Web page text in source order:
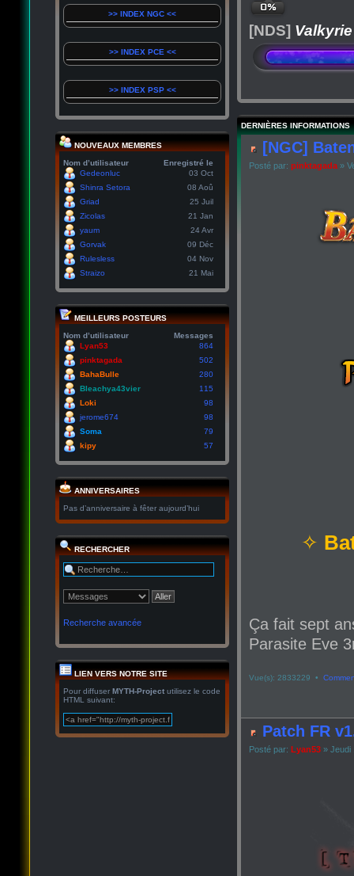
>> INDEX NGC <<
>> INDEX PCE <<
>> INDEX PSP <<
NOUVEAUX MEMBRES
Nom d’utilisateur
Enregistré le
Gedeonluc
03 Oct
Shinra Setora
08 Aoû
Griad
25 Juil
Zicolas
21 Jan
yaum
24 Avr
Gorvak
09 Déc
Rulesless
04 Nov
Straizo
21 Mai
MEILLEURS POSTEURS
Nom d’utilisateur
Messages
Lyan53
864
pinktagada
502
BahaBulle
280
Bleachya43vier
115
Loki
98
jerome674
98
Soma
79
kipy
57
ANNIVERSAIRES
Pas d’anniversaire à fêter aujourd’hui
RECHERCHER
Recherche avancée
LIEN VERS NOTRE SITE
Pour diffuser MYTH-Project utilisez le code
HTML suivant:
0%
[NDS]
DERNIÈRES INFORMATIONS
[NGC]
Posté par: pinktagada »
✧
Ça fait sept
Parasite Eve
Vue(s): 2833229 •
Patch FR
Posté par: Lyan53 » Jeudi